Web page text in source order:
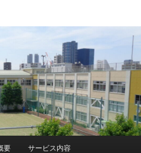
要 サービス内容